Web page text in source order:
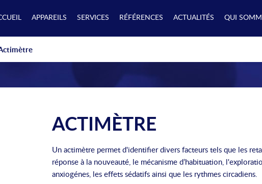
APPAREILS SERVICES RÉFÉRENCES ACTUALITÉS QUI
ACTIMÈTRE
Un actimètre permet d'identifier divers facteurs tels que les
réponse à la nouveauté, le mécanisme d’habituation,
anxiogénes, les effets sédatifs ainsi que les rythmes circadiens.